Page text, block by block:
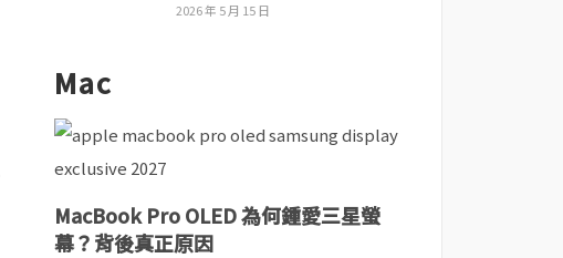
2026 年 5 月 15 日
Mac
MacBook Pro OLED 為何鍾愛三星螢
幕？背後真正原因